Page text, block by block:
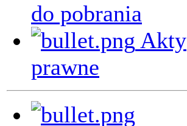
do pobrania
Akty
prawne